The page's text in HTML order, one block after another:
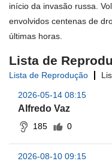
início da invasão russa.
envolvidos centenas de
últimas horas.
Lista de
Lista de Reprodução
2026-05-14 08:15
Alfredo Vaz
185 0
2026-08-10 09:15